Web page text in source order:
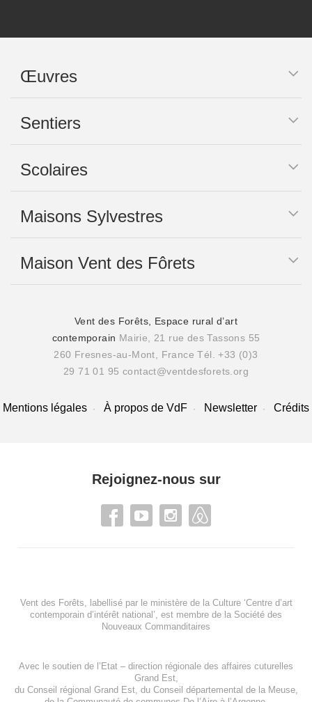
Œuvres
Sentiers
Scolaires
Maisons Sylvestres
Maison Vent des Fôrets
Vent des Forêts, Espace rural d’art
contemporain Mairie, 21 rue des Tassons 55
260 Fresnes-au-Mont, France Tél. +33 (0)3
29 71 01 95 contact@ventdesforets.org
Mentions légales À propos de VdF Newsletter Crédits
Rejoignez-nous sur
Vent des Forêts, labellisé par le ministère de la Culture ‘Centre d’art
contemporain d’intérêt national’, est membre de la Société des
Nouveaux Commanditaires
Avec le soutien de l’Etat – direction régionale des affaires cuturelles
Grand Est,
du Conseil régional Grand Est, du Conseil départemental de la Meuse,